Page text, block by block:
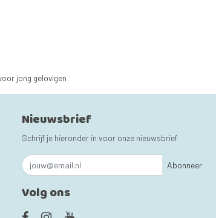
jong gelovigen
Nieuwsbrief
Schrijf je hieronder in voor onze nieuwsbrief
Abonneer
Volg ons